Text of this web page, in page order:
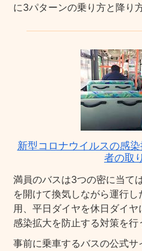
に3パターンの乗り方と降り
新型コロナウイルスの感
者の取
満員のバスは3つの密に当て
を開けて換気しながら運行
用、平日ダイヤを休日ダイ
感染拡大を防止する対策を行
事前に乗車するバスの公式